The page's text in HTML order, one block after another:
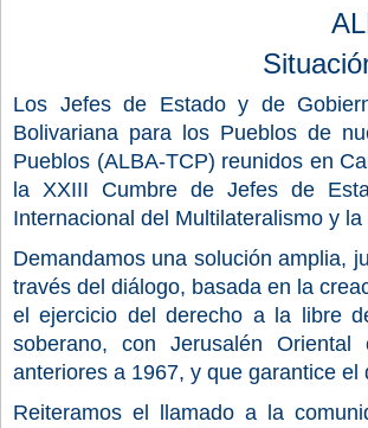
Los Jefes de Estado y de
Bolivariana para los Pueblos de
Pueblos (ALBA-TCP) reunidos en
la XXIII Cumbre de Jefes de
Internacional del Multilateralismo y
Demandamos una solución amplia,
través del diálogo, basada en la
el ejercicio del derecho a la libre
soberano, con Jerusalén
anteriores a 1967, y que garantice
Reiteramos el llamado a la